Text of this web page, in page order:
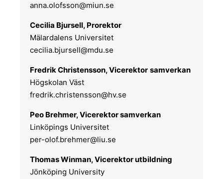
anna.olofsson@miun.se
Cecilia Bjursell, Prorektor
Mälardalens Universitet
cecilia.bjursell@mdu.se
Fredrik Christensson, Vicerektor samverkan
Högskolan Väst
fredrik.christensson@hv.se
Peo Brehmer, Vicerektor samverkan
Linköpings Universitet
per-olof.brehmer@liu.se
Thomas Winman, Vicerektor utbildning
Jönköping University